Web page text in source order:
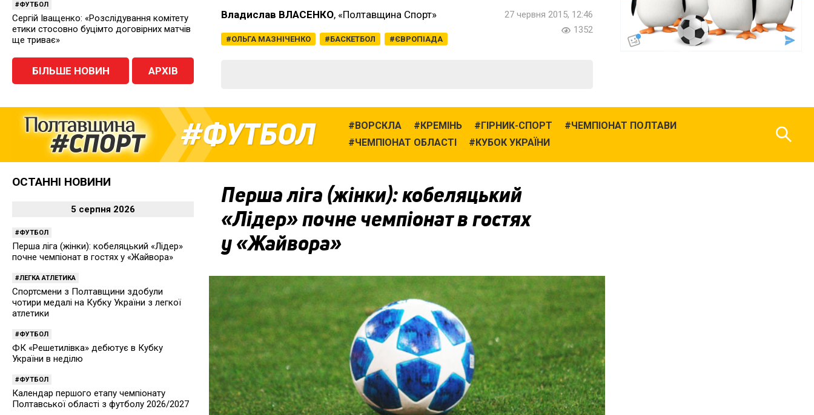
Владислав ВЛАСЕНКО, «Полтавщина Спорт»
ОЛЬГА МАЗНІЧЕНКО БАСКЕТБОЛ ЄВРОПІАДА
27 червня 2015, 12:46
1352
ФУТБОЛ
Сергій Іващенко: «Розслідування комітету
етики стосовно буцімто договірних матчів
ще триває»
БІЛЬШЕ НОВИН АРХІВ
ФУТБОЛ ВОРСКЛА КРЕМІНЬ ГІРНИК-СПОРТ
ЧЕМПІОНАТ ПОЛТАВИ
ЧЕМПІОНАТ ОБЛАСТІ
КУБОК УКРАЇНИ
Перша ліга (жінки): кобеляцький
«Лідер» почне чемпіонат в гостях
у «Жайвора»
ОСТАННІ НОВИНИ
5 серпня 2026
ФУТБОЛ
Перша ліга (жінки): кобеляцький «Лідер»
почне чемпіонат в гостях у «Жайвора»
ЛЕГКА АТЛЕТИКА
Спортсмени з Полтавщини здобули
чотири медалі на Кубку України з легкої
атлетики
ФУТБОЛ
ФК «Решетилівка» дебютує в Кубку
України в неділю
ФУТБОЛ
Календар першого етапу чемпіонату
Полтавської області з футболу 2026/2027